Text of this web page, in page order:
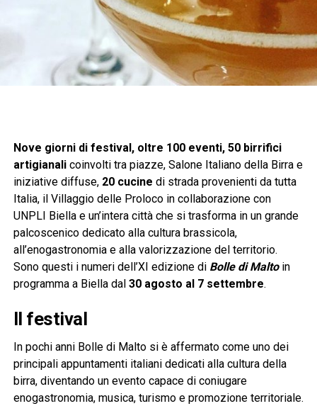
Nove giorni di festival, oltre 100 eventi, 50 birrifici
artigianalicoinvolti tra piazze, Salone Italiano della Birra e
iniziative diffuse,20 cucine di strada provenienti da tutta
Italia, il Villaggio delle Proloco in collaborazione con
UNPLI Biella e un’intera città che si trasforma in un grande
palcoscenico dedicato alla cultura brassicola,
all’enogastronomia e alla valorizzazione del territorio.
Sono questi i numeri dell’XI edizione di Bolle di Maltoin
programma a Biella dal 30 agosto al 7 settembre.
Il festival
In pochi anni Bolle di Malto si è affermato come uno dei
principali appuntamenti italiani dedicati alla cultura della
birra, diventando un evento capace di coniugare
enogastronomia, musica, turismo e promozione territoriale.